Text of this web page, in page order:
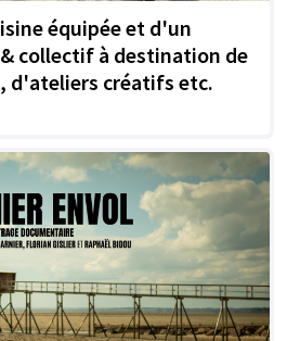
équipée et d'un
collectif à destination de
d'ateliers créatifs etc.